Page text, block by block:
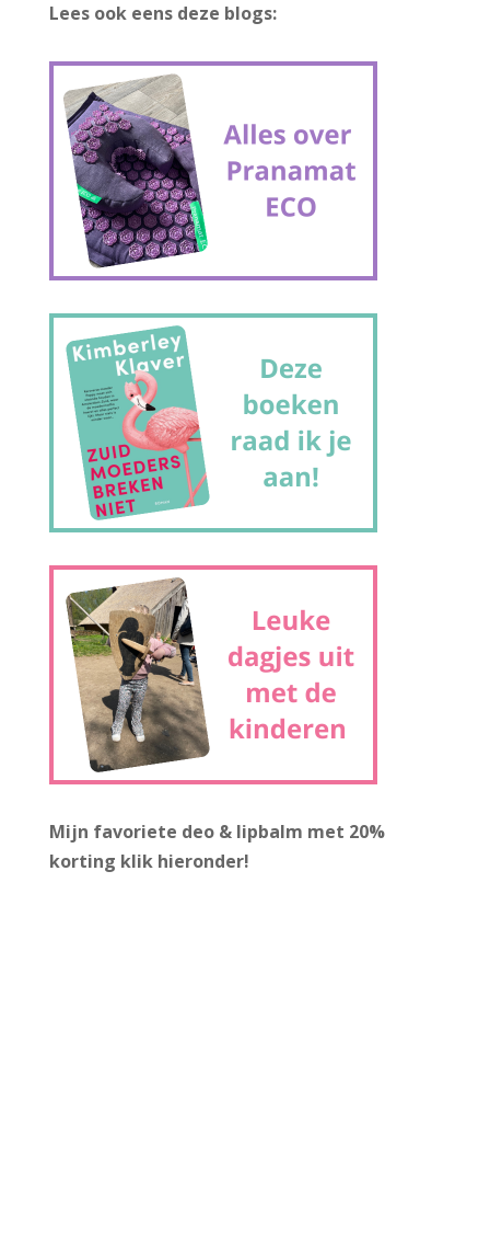
Lees ook eens deze blogs:
Mijn favoriete deo & lipbalm met 20%
korting klik hieronder!